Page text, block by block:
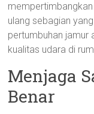
ulang sebagian
pertumbuhan jamur
kualitas udara di
Menjaga
Benar